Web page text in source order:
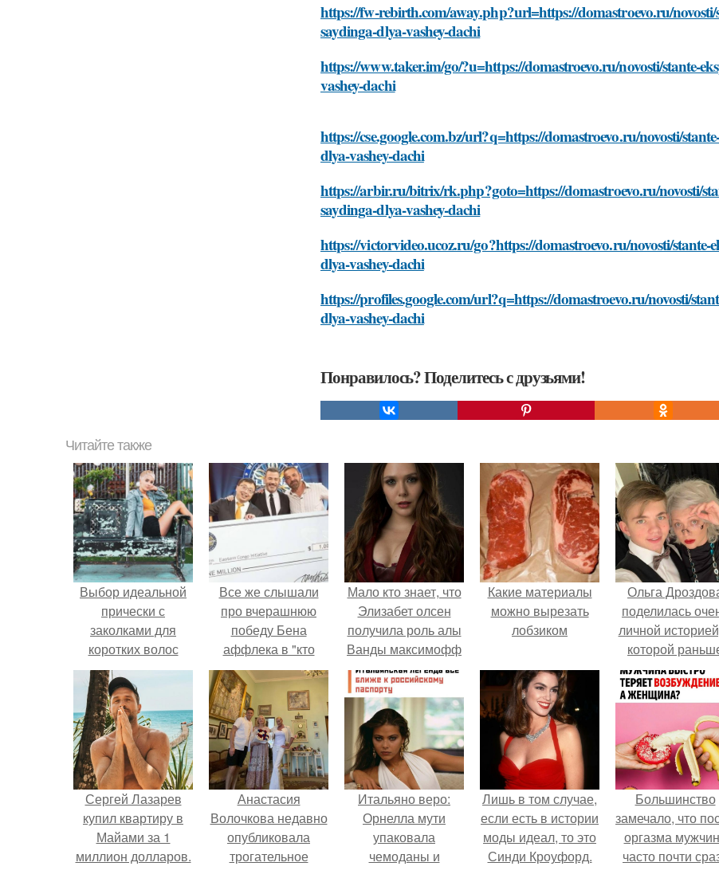
https://fw-rebirth.com/away.php?url=https://domastroevo.ru/
saydinga-dlya-vashey-dachi
https://www.taker.im/go/?u=https://domastroevo.ru/novosti/stante-
vashey-dachi
https://cse.google.com.bz/url?q=https://domastroevo.ru/novosti/
dlya-vashey-dachi
https://arbir.ru/bitrix/rk.php?goto=https://domastroevo.ru/novosti/
saydinga-dlya-vashey-dachi
https://victorvideo.ucoz.ru/go?https://domastroevo.ru/novosti/
dlya-vashey-dachi
https://profiles.google.com/url?q=https://domastroevo.ru/novosti/
dlya-vashey-dachi
Понравилось? Поделитесь с друзьями!
Читайте также
Выбор идеальной
прически с
заколками для
коротких волос
Все же слышали
про вчерашнюю
победу Бена
аффлека в "кто
хочет стать
миллионером?
Мало кто знает, что
Элизабет олсен
получила роль алы
Ванды максимофф
не сразу.
Какие материалы
можно вырезать
лобзиком
Ольга
поделилась
личной
которой
почти не
Сергей Лазарев
купил квартиру в
Майами за 1
миллион долларов.
Анастасия
Волочкова недавно
опубликовала
трогательное
Итальяно веро:
Орнелла мути
упаковала
чемоданы и
Лишь в том случае,
если есть в истории
моды идеал, то это
Синди Кроуфорд.
Большинство
замечало, что
оргазма
часто почти